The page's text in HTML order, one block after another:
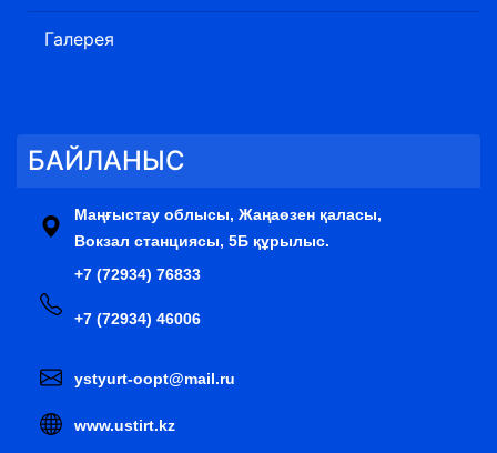
Галерея
БАЙЛАНЫС
Маңғыстау облысы, Жаңаөзен қаласы,
Вокзал станциясы, 5Б құрылыс.
+7 (72934) 76833
+7 (72934) 46006
ystyurt-oopt@mail.ru
www.ustirt.kz